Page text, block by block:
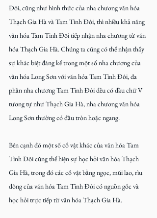
Đôi, cũng như hình thức của nha chương văn hóa
Thạch Gia Hà và Tam Tinh Đôi, thì nhiều khả năng
văn hóa Tam Tinh Đôi tiếp nhận nha chương từ văn
hóa Thạch Gia Hà. Chúng ta cũng có thể nhận thấy
sự khác biệt đáng kể trong một số nha chương của
văn hóa Long Sơn với văn hóa Tam Tinh Đôi, đa
phần nha chương Tam Tinh Đôi đều có đầu chữ V
tương tự như Thạch Gia Hà, nha chương văn hóa
Long Sơn thường có đầu tròn hoặc ngang.
Bên cạnh đó một số cổ vật khác của văn hóa Tam
Tinh Đôi cũng thể hiện sự học hỏi văn hóa Thạch
Gia Hà, trong đó các cổ vật bằng ngọc, mũi lao, rìu
đồng của văn hóa Tam Tinh Đôi có nguồn gốc và
học hỏi trực tiếp từ văn hóa Thạch Gia Hà.